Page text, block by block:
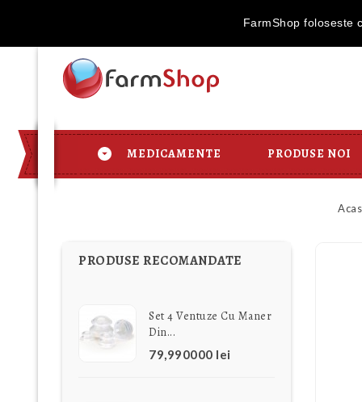
MEDICAMENTE PRODUSE NOI
PRODUSE RECOMANDATE
Set 4 Ventuze Cu Maner
Din...
79,990000 lei
FarmShop foloseste